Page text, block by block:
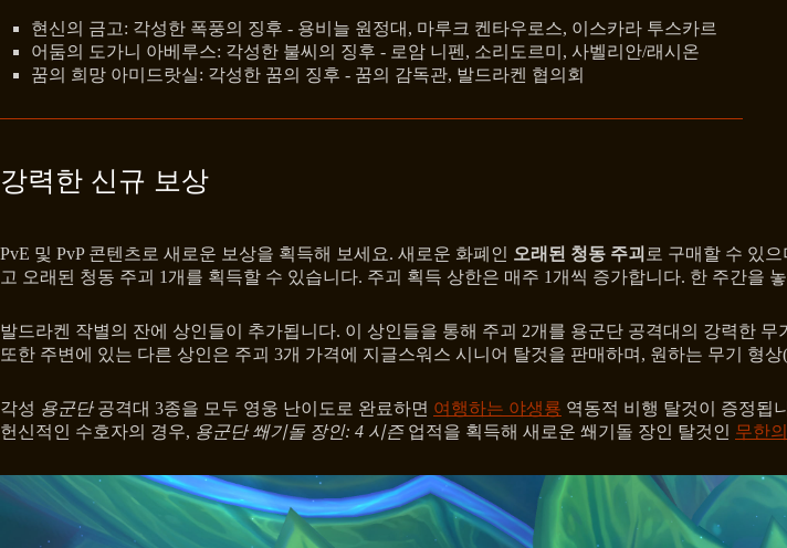
현신의 금고: 각성한 폭풍의 징후 - 용비늘 원정대, 마루크 켄타우로스, 이스카라 투스카르
어둠의 도가니 아베루스: 각성한 불씨의 징후 - 로암 니펜, 소리도르미, 사벨리안/래시온
꿈의 희망 아미드랏실: 각성한 꿈의 징후 - 꿈의 감독관, 발드라켄 협의회
강력한 신규 보상
PvE 및 PvP 콘텐츠로 새로운 보상을 획득해 보세요. 새로운 화폐인 오래된 청동 주괴 로 구매할 수 있
고 오래된 청동 주괴 1개를 획득할 수 있습니다. 주괴 획득 상한은 매주 1개씩 증가합니다. 한 주간을
발드라켄 작별의 잔에 상인들이 추가됩니다. 이 상인들을 통해 주괴 2개를 용군단 공격대의 강력한
또한 주변에 있는 다른 상인은 주괴 3개 가격에 지글스워스 시니어 탈것을 판매하며, 원하는 무기 형
각성 용군단공격대 3종을 모두 영웅 난이도로 완료하면 여행하는 야생룡 역동적 비행 탈것이 증정됩
헌신적인 수호자의 경우, 용군단 쐐기돌 장인: 4 시즌업적을 획득해 새로운 쐐기돌 장인 탈것인 무한